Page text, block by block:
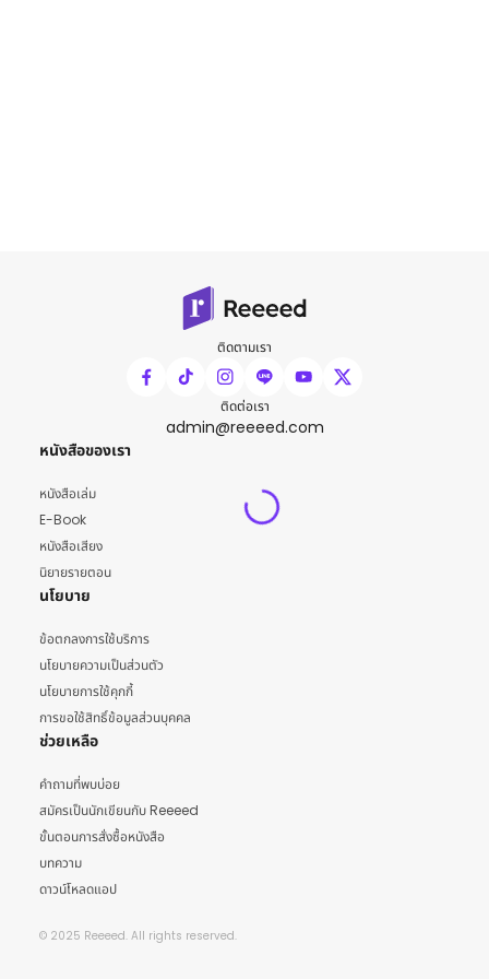
ติดตามเรา
ติดต่อเรา
admin@reeeed.com
หนังสือของเรา
หนังสือเล่ม
E-Book
หนังสือเสียง
นิยายรายตอน
นโยบาย
ข้อตกลงการใช้บริการ
นโยบายความเป็นส่วนตัว
นโยบายการใช้คุกกี้
การขอใช้สิทธิ์ข้อมูลส่วนบุคคล
ช่วยเหลือ
คำถามที่พบบ่อย
สมัครเป็นนักเขียนกับ Reeeed
ขั้นตอนการสั่งซื้อหนังสือ
บทความ
ดาวน์โหลดแอป
© 2025 Reeeed. All rights reserved.